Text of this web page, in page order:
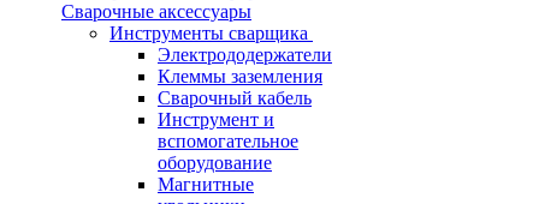
Сварочные аксессуары
Инструменты сварщика
Электрододержатели
Клеммы заземления
Сварочный кабель
Инструмент и
вспомогательное
оборудование
Магнитные